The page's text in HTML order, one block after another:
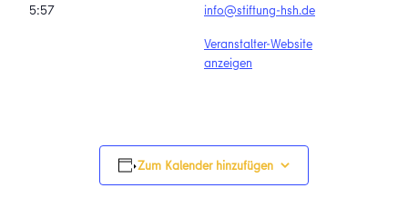
5:57
info@stiftung-hsh.de
Veranstalter-Website
anzeigen
Zum Kalender hinzufügen